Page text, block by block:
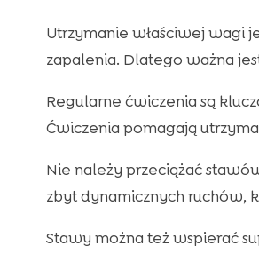
Utrzymanie właściwej wagi
zapalenia. Dlatego ważna
Regularne ćwiczenia są
Ćwiczenia pomagają
Nie należy przeciążać
zbyt dynamicznych ruchów,
Stawy można też wspierać